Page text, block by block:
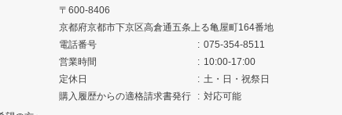
600-8406
京都府京都市下京区高倉通五条上る亀屋町164番地
電話番号
075-354-8511
営業時間
10:00-17:00
定休日
土・日・祝祭日
購入履歴からの適格請求書発行
対応可能